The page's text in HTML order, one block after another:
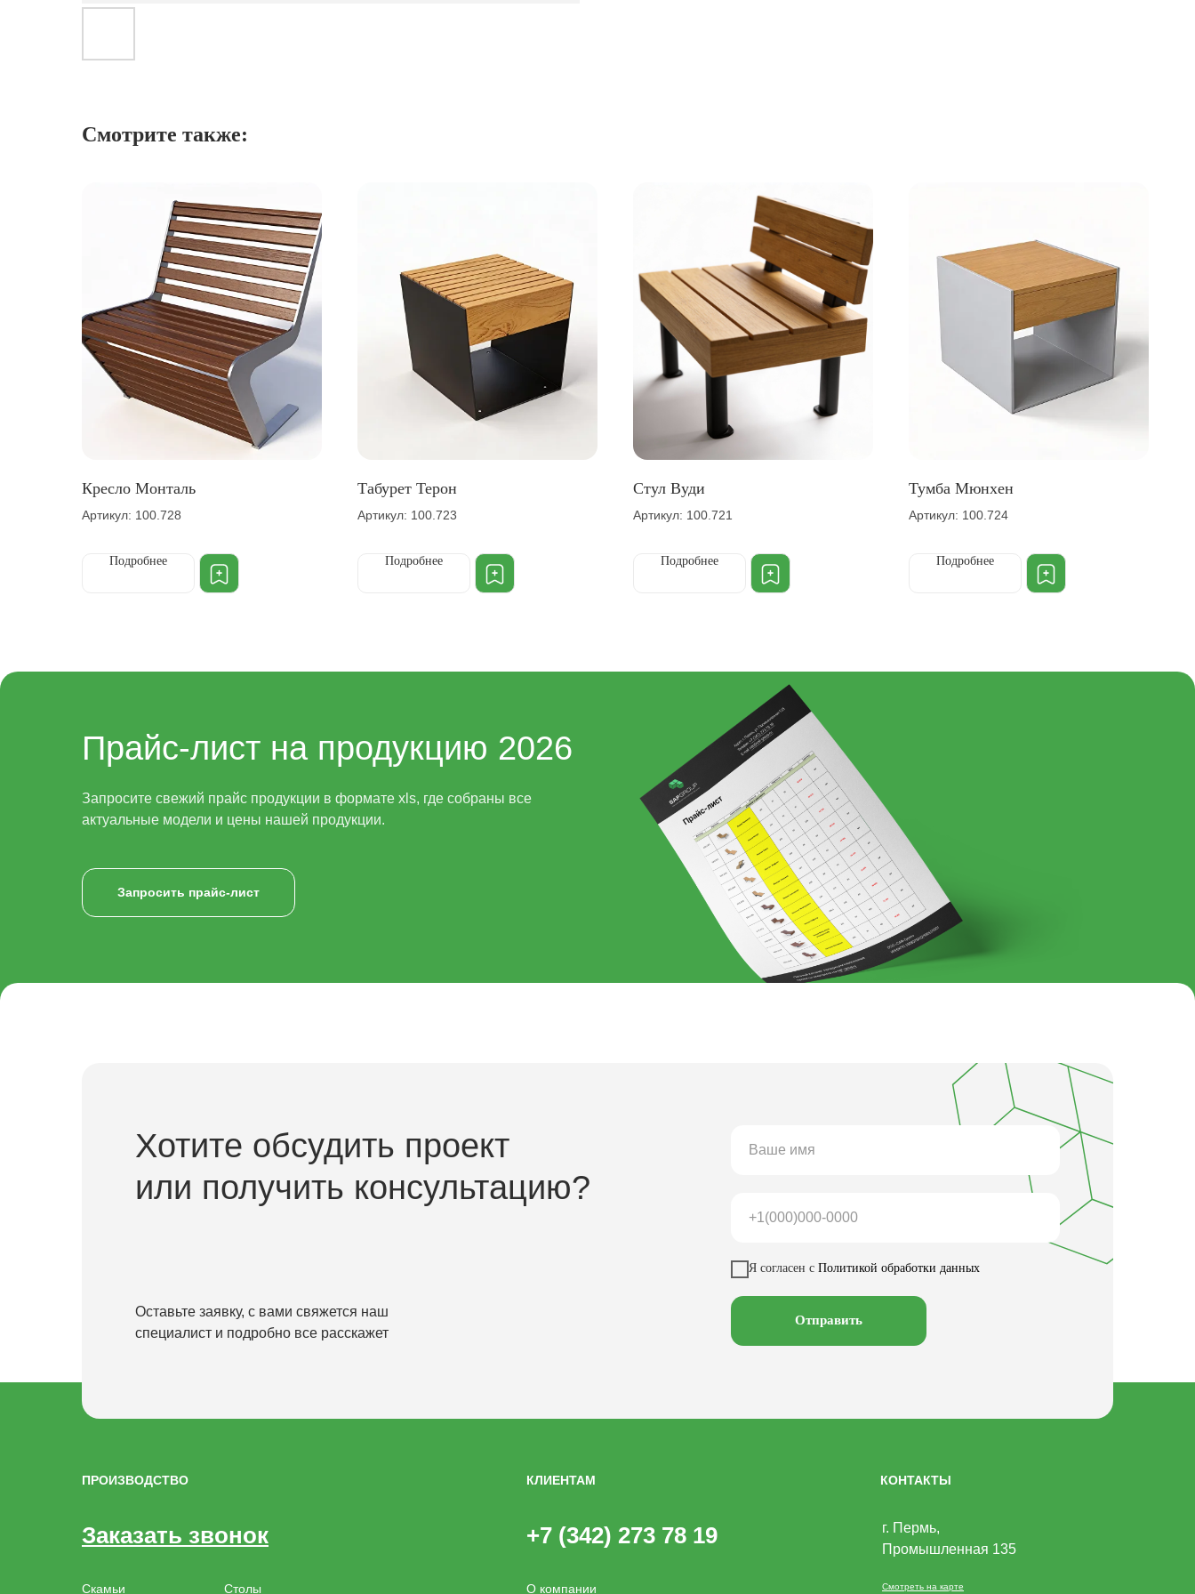
Смотрите также:
Кресло Монталь
Артикул: 100.728
Подробнее
Табурет Терон
Артикул: 100.723
Подробнее
Стул Вуди
Артикул: 100.721
Подробнее
Тумба Мюнхен
Артикул: 100.724
Подробнее
Прайс-лист на продукцию 2026
Запросите свежий прайс продукции в формате xls, где собраны все
актуальные модели и цены нашей продукции.
Запросить прайс-лист
Хотите обсудить проект
или получить консультацию?
Оставьте заявку, с вами свяжется наш
специалист и подробно все расскажет
Я согласен с Политикой обработки данных
Отправить
КЛИЕНТАМ КОНТАКТЫ
+7 (342) 273 78 19
О компании
г. Пермь,
Промышленная 135
Смотреть на карте
ПРОИЗВОДСТВО
Скамьи
Заказать звонок
Столы